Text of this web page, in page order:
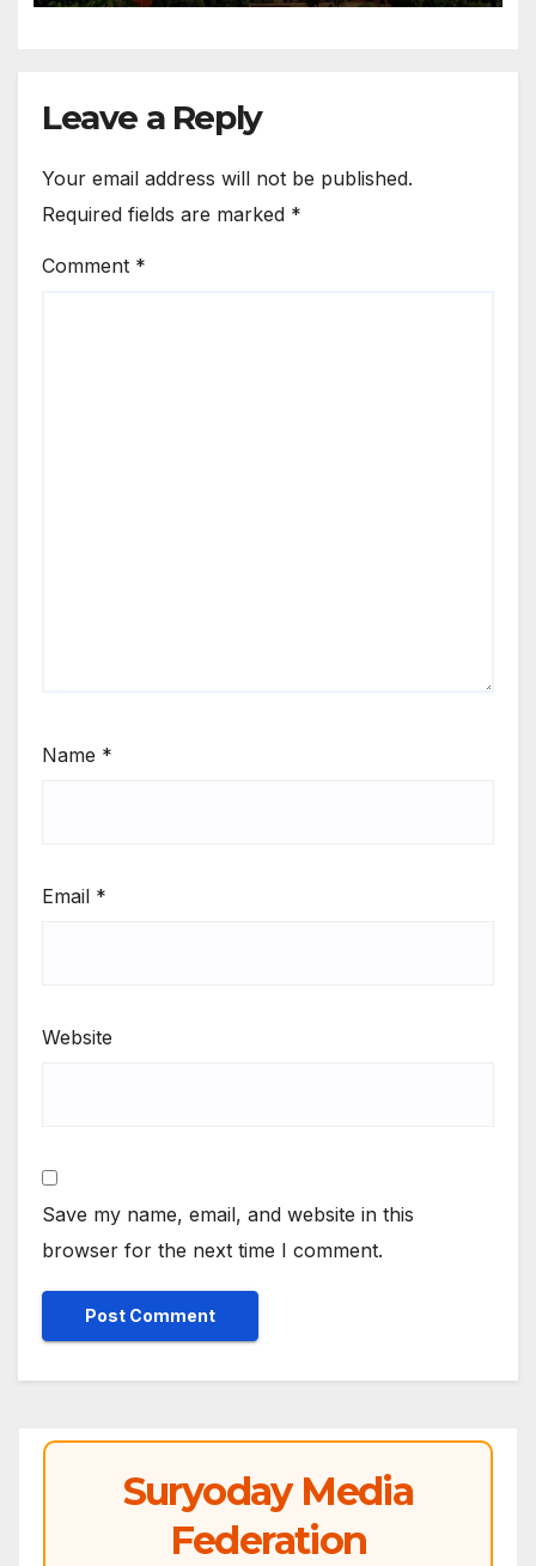
Leave a Reply
Your email address will not be published.
Required fields are marked *
Comment *
Name *
Email *
Website
Save my name, email, and website in this
browser for the next time I comment.
Suryoday Media
Federation